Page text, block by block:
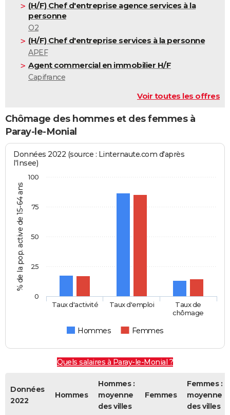
(H/F) Chef d'entreprise agence services à la
personne
O2
(H/F) Chef d'entreprise services à la personne
APEF
Agent commercial en immobilier H/F
Capifrance
Voir toutes les offres
Chômage des hommes et des femmes à
Paray-le-Monial
% de la pop. active de 15-64 ans
Données 2022 (source : Linternaute.com d'après
l'Insee)
Hommes Femmes
Taux d'activité Taux d'emploi
Taux de
chômage
0
25
50
75
100
Quels salaires à Paray-le-Monial ?
Données
2022
Hommes
Hommes :
moyenne
des villes
Femmes
Femmes :
moyenne
des villes